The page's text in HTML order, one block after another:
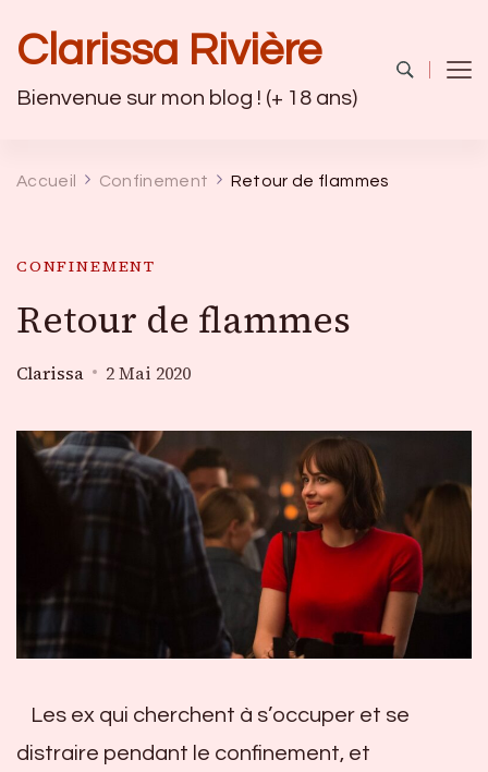
Clarissa Rivière
Bienvenue sur mon blog ! (+ 18 ans)
Accueil Confinement Retour de flammes
CONFINEMENT
Retour de flammes
Clarissa 2 Mai 2020
Les ex qui cherchent à s’occuper et se
distraire pendant le confinement, et